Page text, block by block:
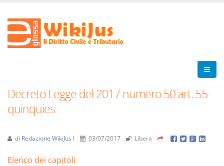
Decreto Legge del 2017 numero 50 art. 55-
quinquies
di Redazione WikiJus I 03/07/2017 Libera
Elenco dei capitoli